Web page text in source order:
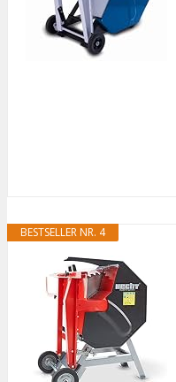
BESTSELLER NR. 4